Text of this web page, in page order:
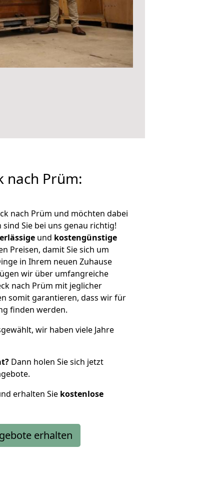
nach Prüm:
nach Prüm und möchten dabei
sind Sie bei uns genau richtig!
und kostengünstige
Preisen, damit Sie sich um
in Ihrem neuen Zuhause
wir über umfangreiche
nach Prüm mit jeglicher
somit garantieren, dass wir für
finden werden.
wir haben viele Jahre
Dann holen Sie sich jetzt
erhalten Sie kostenlose
erhalten